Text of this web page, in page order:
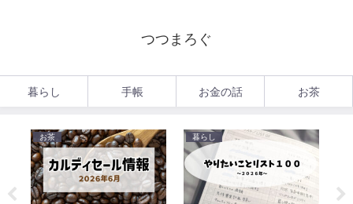
つつまろぐ
暮らし 手帳 お金の話 お茶
お茶 暮らし